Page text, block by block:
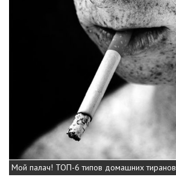
Мой палач! ТОП-6 типов домашних тиранов